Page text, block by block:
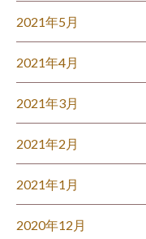
2021年5月
2021年4月
2021年3月
2021年2月
2021年1月
2020年12月